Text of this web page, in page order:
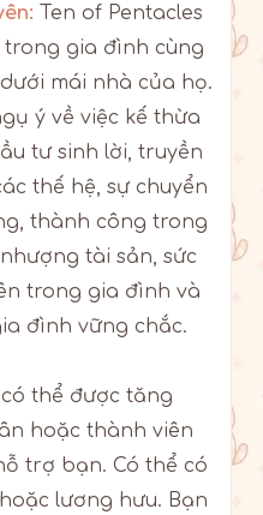
Ten of Pentacles
trong gia đình cùng
mái nhà của họ.
ý về việc kế thừa
tư sinh lời, truyền
thế hệ, sự chuyển
thành công trong
tài sản, sức
trong gia đình và
đình vững chắc.
thể được tăng
hoặc thành viên
trợ bạn. Có thể có
lương hưu. Bạn